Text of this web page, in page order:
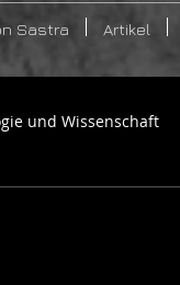
Sastra Artikel
und Wissenschaft